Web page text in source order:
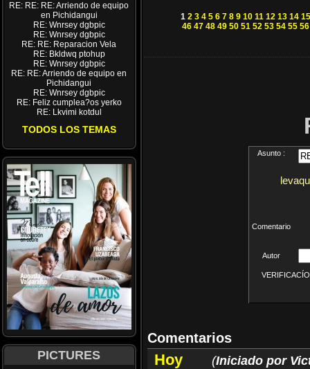
RE: RE: RE: Arriendo de equipo
en Pichidangui
RE: Wnrsey dgbpic
RE: Wnrsey dgbpic
RE: RE: Reparacion Vela
RE: Bkldwq ptohup
RE: Wnrsey dgbpic
RE: RE: Arriendo de equipo en
Pichidangui
RE: Wnrsey dgbpic
RE: Feliz cumplea?os yerko
RE: Lkvimi kotdul
TODOS LOS TEMAS
PICTURES
1 2 3 4 5 6 7 8 9 10 11 12 13 14 15
46 47 48 49 50 51 52 53 54 55 56
Asunto :
Comentario
Autor
Comentarios
Hoy (Iniciado por